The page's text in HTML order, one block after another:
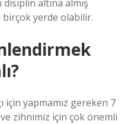
altına almış
birçok yerde olabilir.
için yapmamız gereken 7
zihnimiz için çok önemli